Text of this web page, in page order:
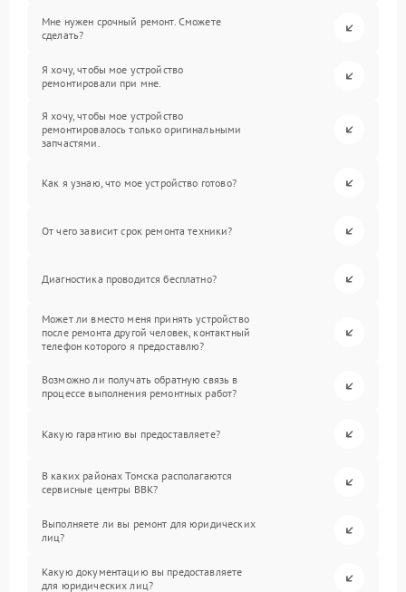
Мне нужен срочный ремонт. Сможете
сделать?
Я хочу, чтобы мое устройство
ремонтировали при мне.
Я хочу, чтобы мое устройство
ремонтировалось только оригинальными
запчастями.
Как я узнаю, что мое устройство готово?
От чего зависит срок ремонта техники?
Диагностика проводится бесплатно?
Может ли вместо меня принять устройство
после ремонта другой человек, контактный
телефон которого я предоставлю?
Возможно ли получать обратную связь в
процессе выполнения ремонтных работ?
Какую гарантию вы предоставляете?
В каких районах Томска располагаются
сервисные центры BBK?
Выполняете ли вы ремонт для юридических
лиц?
Какую документацию вы предоставляете
для юридических лиц?